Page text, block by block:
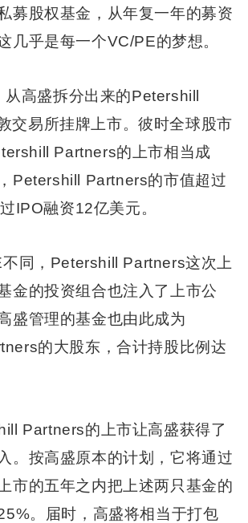
募股权基金，从年复一年的募资
几乎是每一个VC/PE的梦想。
高盛拆分出来的Petershill
交易所挂牌上市。彼时全球股市
Partners的上市相当成
Petershill Partners的市值超过
IPO融资12亿美元。
同，Petershill Partners这次上
金的投资组合也注入了上市公
盛管理的基金也由此成为
的大股东，合计持股比例达
Partners的上市让高盛获得了
。按高盛原本的计划，它将通过
市的五年之内把上述两只基金的
。届时，高盛将相当于打包